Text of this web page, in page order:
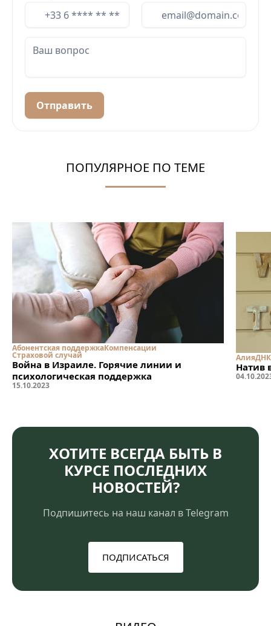
Отправить
ПОПУЛЯРНОЕ ПО ТЕМЕ
Абонентская поддержкаКомпенсации
Страховой случай
Война в Израиле. Горячие линии и
психологическая поддержка
15.10.2023
АлияДНК
Натив
04.10.
ХОТИТЕ ВСЕГДА БЫТЬ В
КУРСЕ ПОСЛЕДНИХ
НОВОСТЕЙ?
Подпишитесь на наш канал в Telegram
ПОДПИСАТЬСЯ